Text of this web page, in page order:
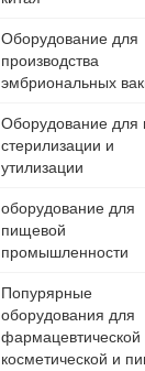
Оборудование для
производства
эмбриональных
Оборудование для
стерилизации и
утилизации
оборудование для
пищевой
промышленности
Попурярные
оборудования для
фармацевтической
косметической и